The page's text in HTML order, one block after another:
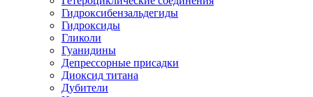
Гидроксибензальдегиды
Гидроксиды
Гликоли
Гуанидины
Депрессорные присадки
Диоксид титана
Дубители